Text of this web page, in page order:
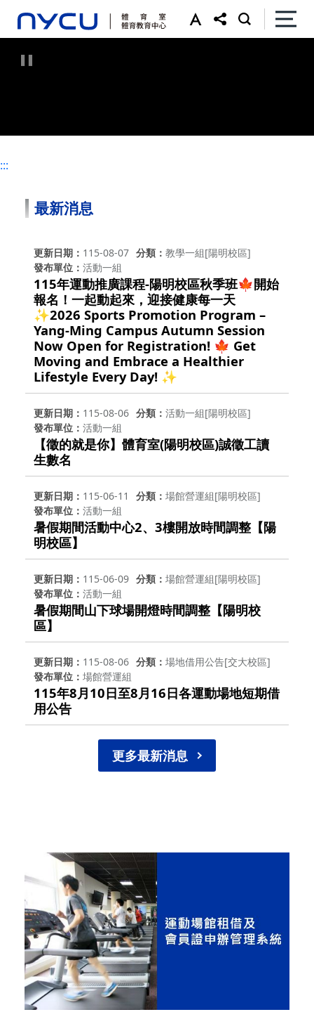
:::
最新消息
更新日期 115-08-07 分類
教學一組[陽明校區]
發布單位
活動一組
115年運動推廣課程-陽明校區秋季班🍁開始
報名！一起動起來，迎接健康每一天
✨2026 Sports Promotion Program –
Yang-Ming Campus Autumn Session
Now Open for Registration! 🍁 Get
Moving and Embrace a Healthier
Lifestyle Every Day! ✨
更新日期 115-08-06 分類
活動一組[陽明校區]
發布單位
活動一組
【徵的就是你】體育室(陽明校區)誠徵工讀
生數名
更新日期 115-06-11 分類
場館營運組[陽明校區]
發布單位
活動一組
暑假期間活動中心2、3樓開放時間調整【陽
明校區】
更新日期 115-06-09 分類
場館營運組[陽明校區]
發布單位
活動一組
暑假期間山下球場開燈時間調整【陽明校
區】
更新日期 115-08-06 分類
場地借用公告[交大校區]
發布單位
場館營運組
115年8月10日至8月16日各運動場地短期借
用公告
更多最新消息